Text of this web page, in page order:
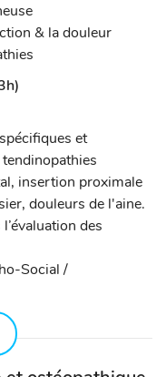
& la douleur
et
insertion proximale
douleurs de l'aine.
des
Social /